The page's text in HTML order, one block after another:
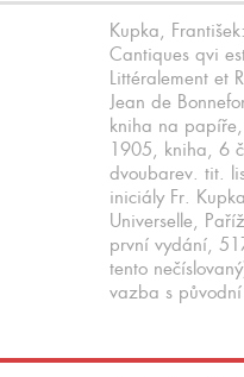
Kupka,
Cantiques qvi
Littéralement et
Jean de
kniha na
1905, kniha, 6
dvoubarev. tit.
iniciály Fr.
Universelle,
první vydání,
tento
vazba s